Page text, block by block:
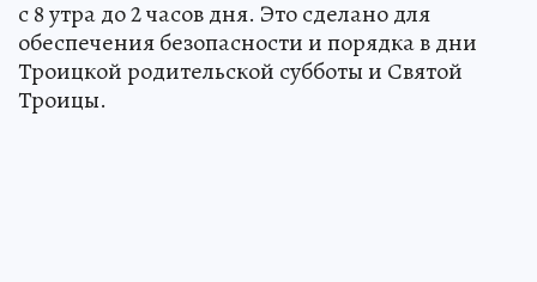
с 8 утра до 2 часов дня. Это сделано для
обеспечения безопасности и порядка в дни
Троицкой родительской субботы и Святой
Троицы.